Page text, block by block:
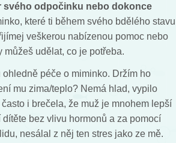
svého odpočinku nebo dokonce
které ti během svého bdělého stavu
veškerou nabízenou pomoc nebo
udělat, co je potřeba.
péče o miminko. Držím ho
mu zima/teplo? Nemá hlad, vypilo
i brečela, že muž je mnohem lepší
bez vlivu hormonů a za pomocí
nesálal z něj ten stres jako ze mě.